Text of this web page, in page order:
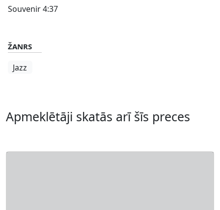
Souvenir 4:37
ŽANRS
Jazz
Apmeklētāji skatās arī šīs preces